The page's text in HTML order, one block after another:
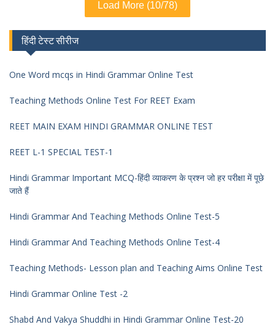
Load More (10/78)
हिंदी टेस्ट सीरीज
One Word mcqs in Hindi Grammar Online Test
Teaching Methods Online Test For REET Exam
REET MAIN EXAM HINDI GRAMMAR ONLINE TEST
REET L-1 SPECIAL TEST-1
Hindi Grammar Important MCQ-हिंदी व्याकरण के प्रश्न जो हर परीक्षा में पूछे
जाते हैं
Hindi Grammar And Teaching Methods Online Test-5
Hindi Grammar And Teaching Methods Online Test-4
Teaching Methods- Lesson plan and Teaching Aims Online Test
Hindi Grammar Online Test -2
Shabd And Vakya Shuddhi in Hindi Grammar Online Test-20